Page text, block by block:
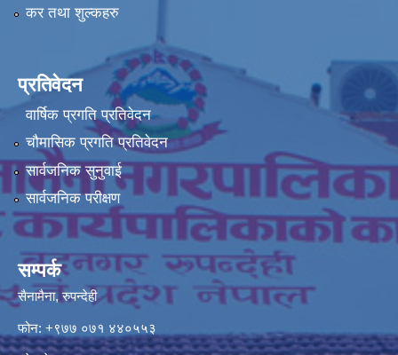
कर तथा शुल्कहरु
प्रतिवेदन
वार्षिक प्रगति प्रतिवेदन
चौमासिक प्रगति प्रतिवेदन
सार्वजनिक सुनुवाई
सार्वजनिक परीक्षण
सम्पर्क
सैनामैना, रुपन्देही
फोन: +९७७ ०७१ ४४०५५३